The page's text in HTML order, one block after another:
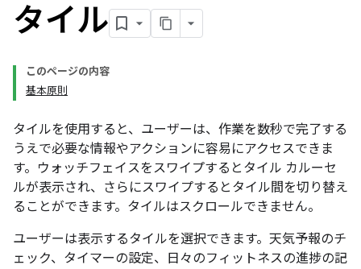
タイル
このページの内容
基本原則
タイルを使用すると、ユーザーは、作業を数秒で完了する
うえで必要な情報やアクションに容易にアクセスできま
す。ウォッチフェイスをスワイプするとタイル カルーセ
ルが表示され、さらにスワイプするとタイル間を切り替え
ることができます。タイルはスクロールできません。
ユーザーは表示するタイルを選択できます。天気予報のチ
ェック、タイマーの設定、日々のフィットネスの進捗の記